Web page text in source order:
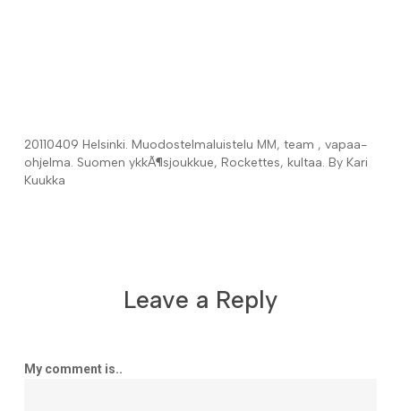
20110409 Helsinki. Muodos­tel­ma­luistelu MM , team , vapaa­
oh­jelma. Suomen ykkÃ¶sjoukkue, Rockettes, kultaa. By Kari
Kuukka
Leave a Reply
My comment is..